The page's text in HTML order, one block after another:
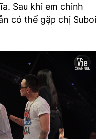
Sau khi em chinh
có thể gặp chị Suboi